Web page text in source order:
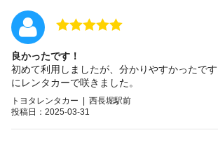
良かったです！
初めて利用しましたが、分かりやすかったで
にレンタカーで咲きました。
トヨタレンタカー | 西長堀駅前
投稿日：2025-03-31